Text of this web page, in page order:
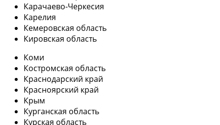
Карачаево-Черкесия
Карелия
Кемеровская область
Кировская область
Коми
Костромская область
Краснодарский край
Красноярский край
Крым
Курганская область
Курская область